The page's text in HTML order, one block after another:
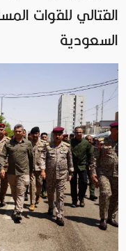
القتالي للقوات
السعودية